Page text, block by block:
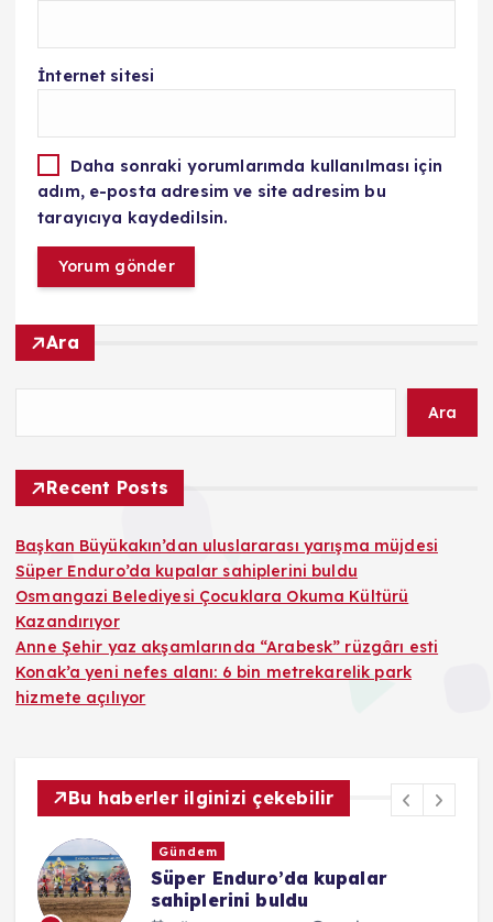
İnternet sitesi
Daha sonraki yorumlarımda kullanılması için
adım, e-posta adresim ve site adresim bu
tarayıcıya kaydedilsin.
Ara
Ara
Recent Posts
Başkan Büyükakın’dan uluslararası yarışma müjdesi
Süper Enduro’da kupalar sahiplerini buldu
Osmangazi Belediyesi Çocuklara Okuma Kültürü
Kazandırıyor
Anne Şehir yaz akşamlarında “Arabesk” rüzgârı esti
Konak’a yeni nefes alanı: 6 bin metrekarelik park
hizmete açılıyor
Bu haberler ilginizi çekebilir
Gündem
Süper Enduro’da kupalar
sahiplerini buldu